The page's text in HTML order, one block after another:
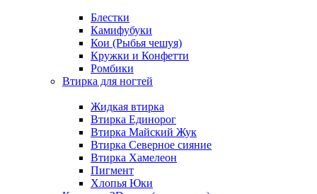
Блестки
Камифубуки
Кои (Рыбья чешуя)
Кружки и Конфетти
Ромбики
Втирка для ногтей
Жидкая втирка
Втирка Единорог
Втирка Майский Жук
Втирка Северное сияние
Втирка Хамелеон
Пигмент
Хлопья Юки